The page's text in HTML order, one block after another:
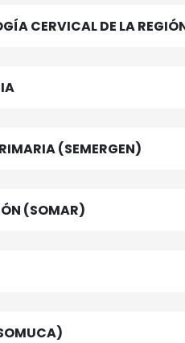
CERVICAL DE LA
(SEMERGEN)
SOCIEDAD MURCIANA DE ANESTESIA Y REANIMACIÓN (SOMAR)